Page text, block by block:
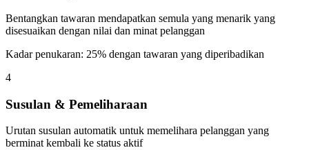
Bentangkan tawaran mendapatkan semula yang menarik yang
disesuaikan dengan nilai dan minat pelanggan
Kadar penukaran: 25% dengan tawaran yang diperibadikan
4
Susulan & Pemeliharaan
Urutan susulan automatik untuk memelihara pelanggan yang
berminat kembali ke status aktif